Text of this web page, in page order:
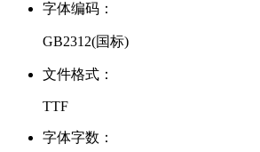
字体编码：
GB2312(国标)
文件格式：
TTF
字体字数：